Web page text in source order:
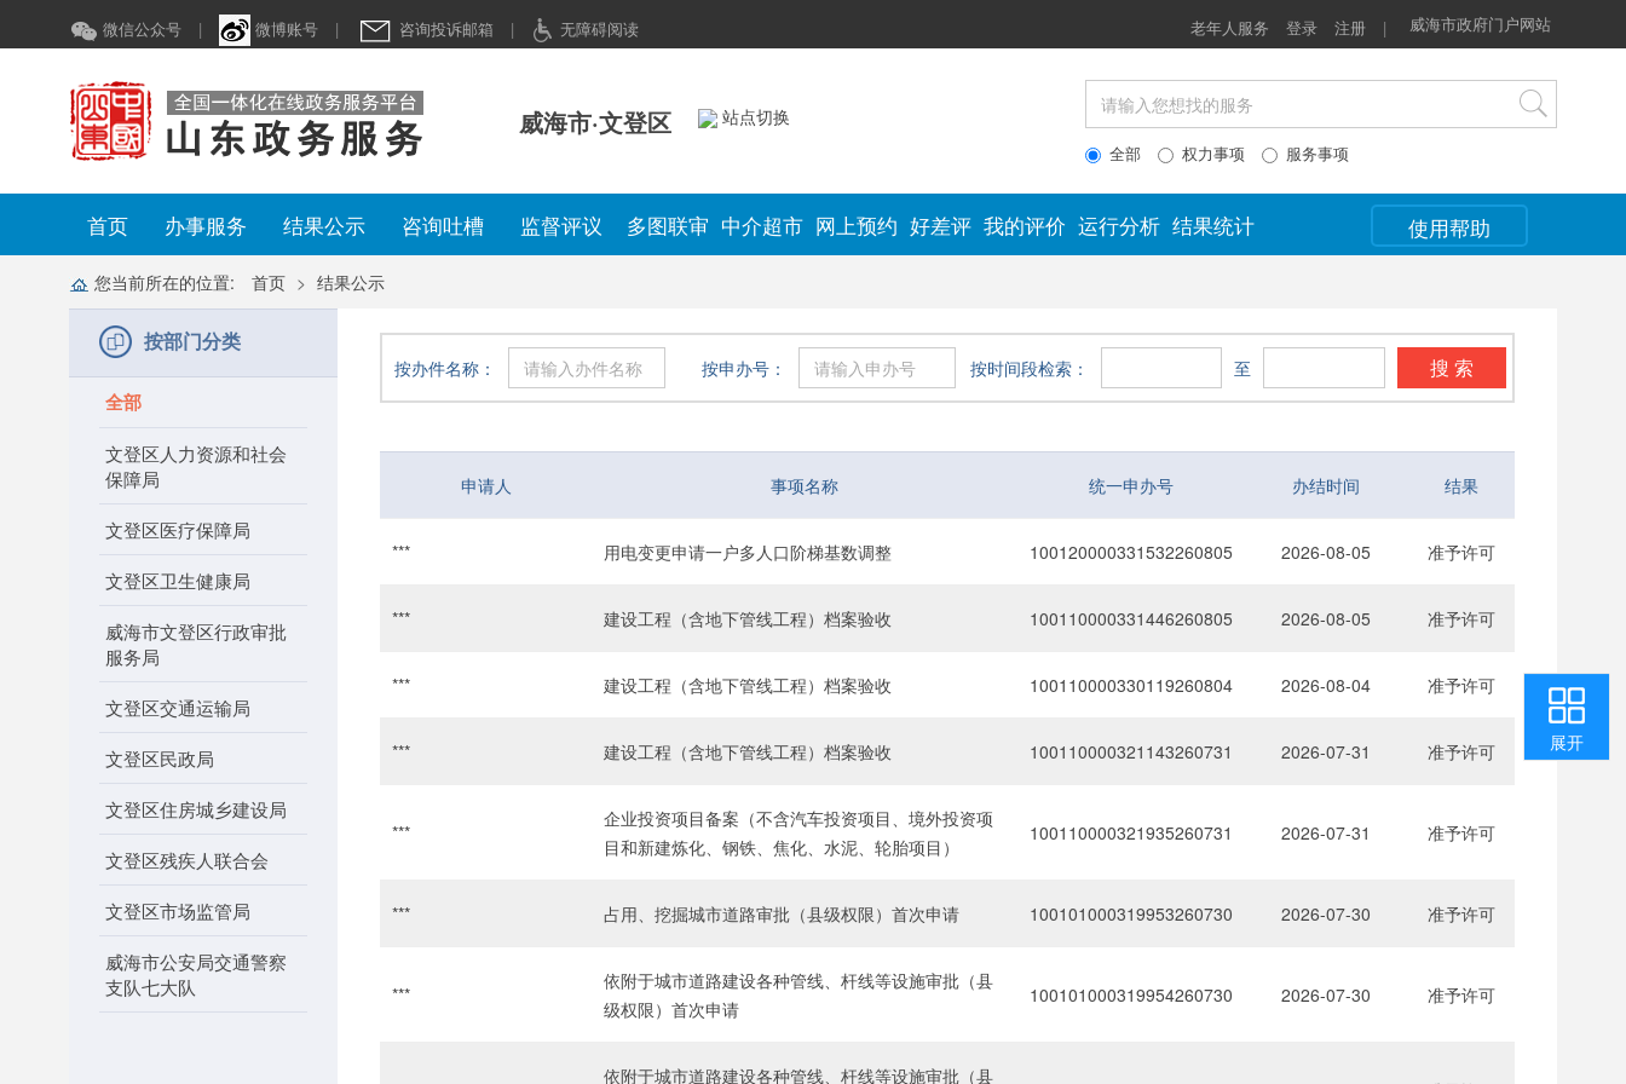
微信公众号 | 微博账号 | 咨询投诉邮箱 | 无障碍阅读 威海市政府门户网站
老年人服务 登录 注册 |
用户中心
咨询投诉
智能问答
我要纠错
返回顶部
收起
展开
威海市·文登区 站点切换
全部 权力事项 服务事项
首页 办事服务 结果公示 咨询吐槽 监督评议 多图联审 中介超市 网上预约 好差评 我的评价 运行分析 结果统计 使用帮助
您当前所在的位置: 首页 结果公示
按部门分类
全部
文登区人力资源和社会
保障局
文登区医疗保障局
文登区卫生健康局
威海市文登区行政审批
服务局
文登区交通运输局
文登区民政局
文登区住房城乡建设局
文登区残疾人联合会
文登区市场监管局
威海市公安局交通警察
支队七大队
按办件名称： 按申办号： 按时间段检索： 至 搜 索
申请人 事项名称 统一申办号 办结时间 结果
*** 用电变更申请一户多人口阶梯基数调整 100120000331532260805 2026-08-05 准予许可
*** 建设工程（含地下管线工程）档案验收 100110000331446260805 2026-08-05 准予许可
*** 建设工程（含地下管线工程）档案验收 100110000330119260804 2026-08-04 准予许可
*** 建设工程（含地下管线工程）档案验收 100110000321143260731 2026-07-31 准予许可
***
企业投资项目备案（不含汽车投资项目、境外投资项
目和新建炼化、钢铁、焦化、水泥、轮胎项目）
100110000321935260731 2026-07-31 准予许可
*** 占用、挖掘城市道路审批（县级权限）首次申请 100101000319953260730 2026-07-30 准予许可
***
依附于城市道路建设各种管线、杆线等设施审批（县
级权限）首次申请
100101000319954260730 2026-07-30 准予许可
依附于城市道路建设各种管线、杆线等设施审批（县